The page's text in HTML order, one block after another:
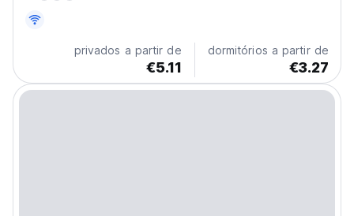
privados a partir de
€5.11
dormitórios a partir de
€3.27